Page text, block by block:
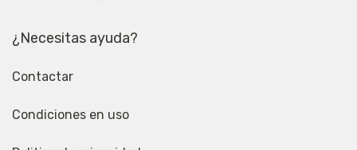
¿Necesitas ayuda?
Contactar
Condiciones en uso